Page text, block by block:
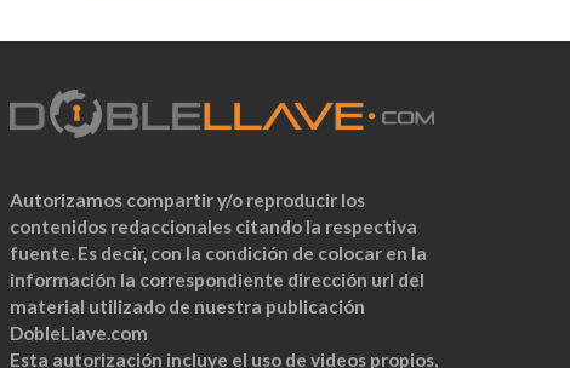
Autorizamos compartir y/o reproducir los
contenidos redaccionales citando la respectiva
fuente. Es decir, con la condición de colocar en la
información la correspondiente dirección url del
material utilizado de nuestra publicación
DobleLlave.com
Esta autorización incluye el uso de videos propios,